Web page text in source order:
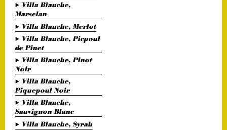
Villa Blanche,
Marselan
Villa Blanche, Merlot
Villa Blanche, Picpoul
de Pinet
Villa Blanche, Pinot
Noir
Villa Blanche,
Piquepoul Noir
Villa Blanche,
Sauvignon Blanc
Villa Blanche, Syrah